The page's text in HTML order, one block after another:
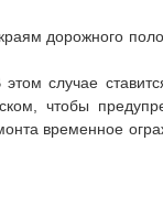
дорожного
случае
чтобы
временное